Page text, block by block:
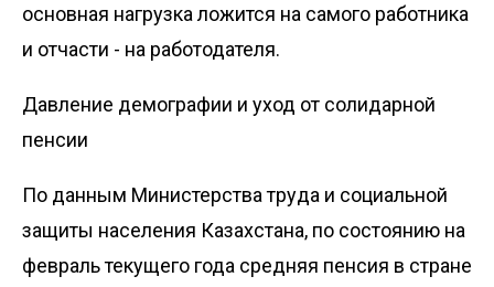
основная нагрузка ложится на самого работника
и отчасти - на работодателя.
Давление демографии и уход от солидарной
пенсии
По данным Министерства труда и социальной
защиты населения Казахстана, по состоянию на
февраль текущего года средняя пенсия в стране